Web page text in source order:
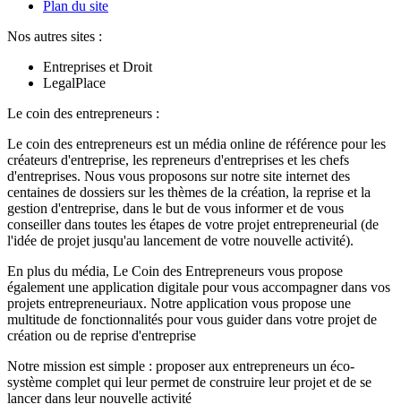
Plan du site
Nos autres sites :
Entreprises et Droit
LegalPlace
Le coin des entrepreneurs :
Le coin des entrepreneurs est un média online de référence pour les
créateurs d'entreprise, les repreneurs d'entreprises et les chefs
d'entreprises. Nous vous proposons sur notre site internet des
centaines de dossiers sur les thèmes de la création, la reprise et la
gestion d'entreprise, dans le but de vous informer et de vous
conseiller dans toutes les étapes de votre projet entrepreneurial (de
l'idée de projet jusqu'au lancement de votre nouvelle activité).
En plus du média, Le Coin des Entrepreneurs vous propose
également une application digitale pour vous accompagner dans vos
projets entrepreneuriaux. Notre application vous propose une
multitude de fonctionnalités pour vous guider dans votre projet de
création ou de reprise d'entreprise
Notre mission est simple : proposer aux entrepreneurs un éco-
système complet qui leur permet de construire leur projet et de se
lancer dans leur nouvelle activité